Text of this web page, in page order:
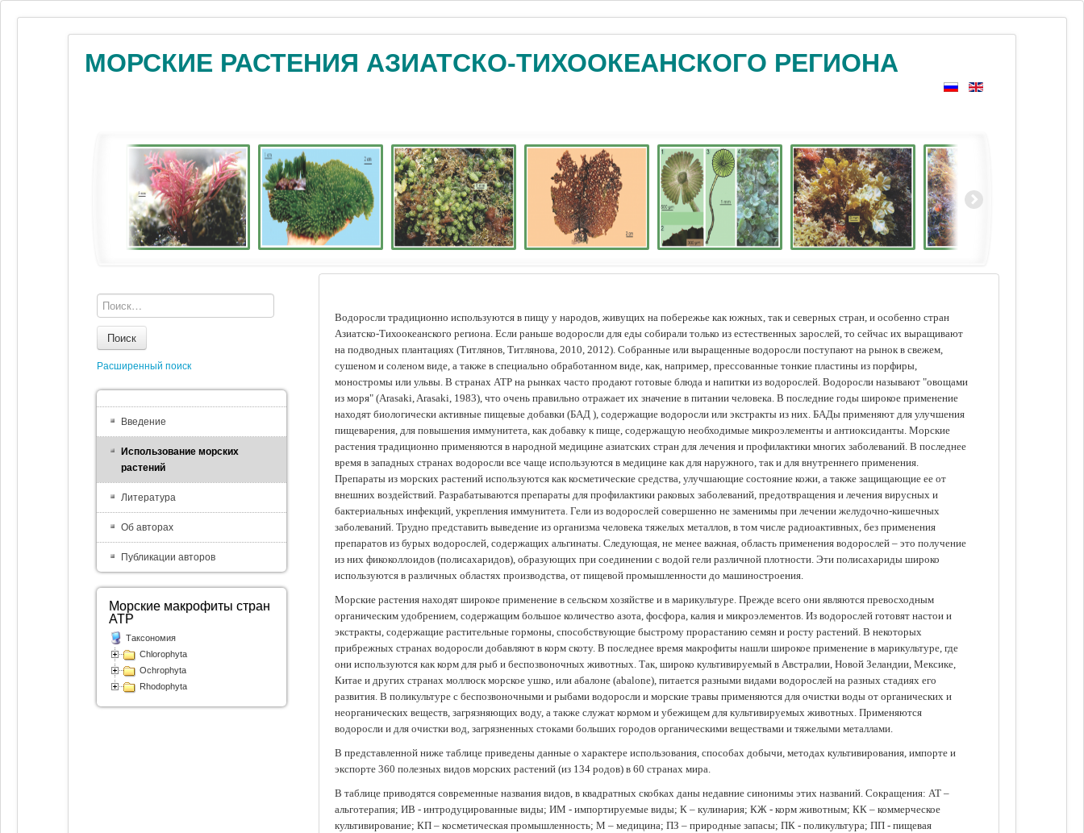
МОРСКИЕ РАСТЕНИЯ АЗИАТСКО-ТИХООКЕАНСКОГО РЕГИОНА
Водоросли традиционно используются в пищу у народов, живущих на побережье как южных, так и северных стран, и особенно стран
Азиатско-Тихоокеанского региона. Если раньше водоросли для еды собирали только из естественных зарослей, то сейчас их выращивают
на подводных плантациях (Tитлянов, Титлянова, 2010, 2012). Собранные или выращенные водоросли поступают на рынок в свежем,
сушеном и соленом виде, а также в специально обработанном виде, как, например, прессованные тонкие пластины из порфиры,
моностромы или ульвы. В странах АТР на рынках часто продают готовые блюда и напитки из водорослей. Водоросли называют "овощами
из моря" (Arasaki, Arasaki, 1983), что очень правильно отражает их значение в питании человека. В последние годы широкое применение
находят биологически активные пищевые добавки (БАД ), содержащие водоросли или экстракты из них. БАДы применяют для улучшения
пищеварения, для повышения иммунитета, как добавку к пище, содержащую необходимые микроэлементы и антиоксиданты. Морские
растения традиционно применяются в народной медицине азиатских стран для лечения и профилактики многих заболеваний. В последнее
время в западных странах водоросли все чаще используются в медицине как для наружного, так и для внутреннего применения.
Препараты из морских растений используются как косметические средства, улучшающие состояние кожи, а также защищающие ее от
внешних воздействий. Разрабатываются препараты для профилактики раковых заболеваний, предотвращения и лечения вирусных и
бактериальных инфекций, укрепления иммунитета. Гели из водорослей совершенно не заменимы при лечении желудочно-кишечных
заболеваний. Трудно представить выведение из организма человека тяжелых металлов, в том числе радиоактивных, без применения
препаратов из бурых водорослей, содержащих альгинаты. Следующая, не менее важная, область применения водорослей – это получение
из них фикоколлоидов (полисахаридов), образующих при соединении с водой гели различной плотности. Эти полисахариды широко
используются в различных областях производства, от пищевой промышленности до машиностроения.
Морские растения находят широкое применение в сельском хозяйстве и в марикультуре. Прежде всего они являются превосходным
органическим удобрением, содержащим большое количество азота, фосфора, калия и микроэлементов. Из водорослей готовят настои и
экстракты, содержащие растительные гормоны, способствующие быстрому прорастанию семян и росту растений. В некоторых
прибрежных странах водоросли добавляют в корм скоту. В последнее время макрофиты нашли широкое применение в марикультуре, где
они используются как корм для рыб и беспозвоночных животных. Так, широко культивируемый в Австралии, Новой Зеландии, Мексике,
Китае и других странах моллюск морское ушко, или абалоне (abalone), питается разными видами водорослей на разных стадиях его
развития. В поликультуре с беспозвоночными и рыбами водоросли и морские травы применяются для очистки воды от органических и
неорганических веществ, загрязняющих воду, а также служат кормом и убежищем для культивируемых животных. Применяются
водоросли и для очистки вод, загрязненных стоками больших городов органическими веществами и тяжелыми металлами.
В представленной ниже таблице приведены данные о характере использования, способах добычи, методах культивирования, импорте и
экспорте 360 полезных видов морских растений (из 134 родов) в 60 странах мира.
В таблице приводятся современные названия видов, в квадратных скобках даны недавние синонимы этих названий. Сокращения: АТ –
альготерапия; ИВ - интродуцированные виды; ИМ - импортируемые виды; К – кулинария; КЖ - корм животным; КК – коммерческое
культивирование; КП – косметическая промышленность; М – медицина; ПЗ – природные запасы; ПК - поликультура; ПП - пищевая
Поиск
Расширенный поиск
Введение
Использование морских
растений
Литература
Об авторах
Публикации авторов
Морские макрофиты стран
АТР
Таксономия
Chlorophyta
Ochrophyta
Rhodophyta